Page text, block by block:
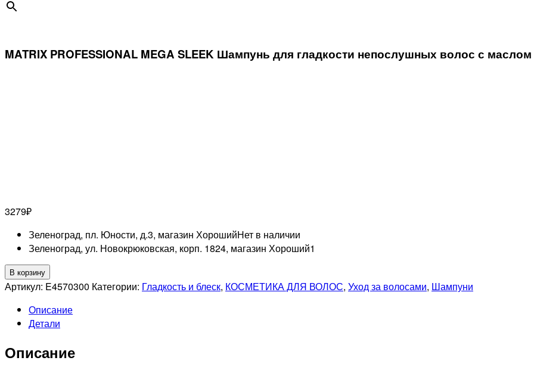
MATRIX PROFESSIONAL MEGA SLEEK Шампунь для гладкости непослушных волос с
3279₽
Зеленоград, пл. Юности, д.3, магазин ХорошийНет в наличии
Зеленоград, ул. Новокрюковская, корп. 1824, магазин Хороший1
Количество
товара
PROFESSIONAL
MEGA
Шампунь
В корзину
Артикул: E4570300 Категории: Гладкость и блеск, КОСМЕТИКА ДЛЯ ВОЛОС, Уход за волосами, Шампуни
Описание
Детали
Описание